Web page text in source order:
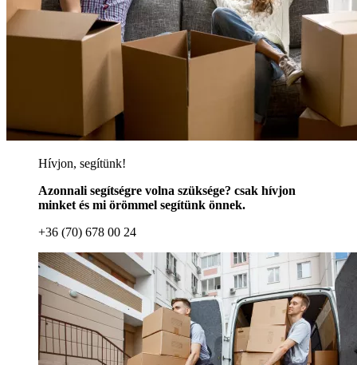
Hívjon, segítünk!
Azonnali segítségre volna szüksége? csak hívjon
minket és mi örömmel segítünk önnek.
+36 (70) 678 00 24